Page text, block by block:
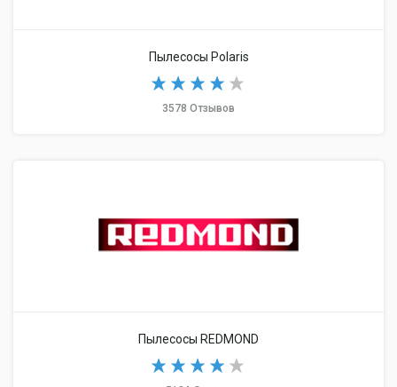
Пылесосы Polaris
3578 Отзывов
Пылесосы REDMOND